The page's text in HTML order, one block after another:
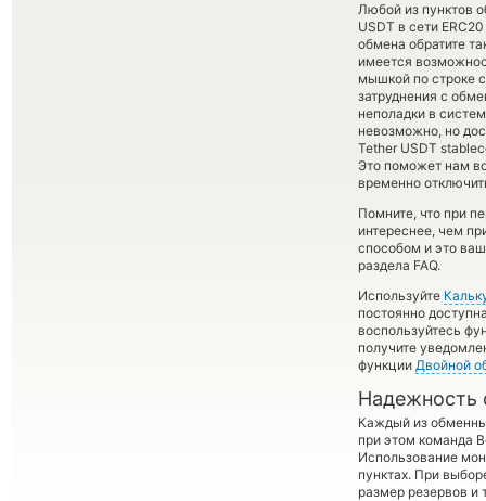
Любой из пунктов
USDT в сети ERC20
обмена обратите
имеется
мышкой по строке
затруднения с
неполадки в
невозможно, но
Tether USDT
Это поможет нам
временно
Помните, что при
интереснее, чем
способом и это
раздела FAQ.
Используйте
постоянно
воспользуйтесь
получите
функции Двойной
Надежность
Каждый из
при этом команда
Использование
пунктах. При
размер резервов и